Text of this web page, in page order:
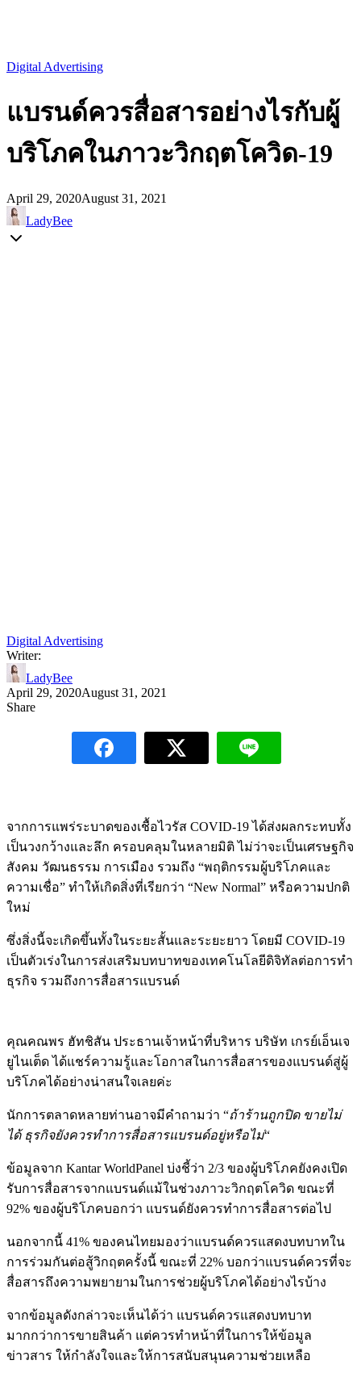
Digital Advertising
แบรนด์ควรสื่อสารอย่างไรกับผู้
บริโภคในภาวะวิกฤตโควิด-19
April 29, 2020August 31, 2021
LadyBee
Digital Advertising
Writer:
LadyBee
April 29, 2020August 31, 2021
Share
จากการแพร่ระบาดของเชื้อไวรัส COVID-19 ได้ส่งผลกระทบทั้ง
เป็นวงกว้างและลึก ครอบคลุมในหลายมิติ ไม่ว่าจะเป็นเศรษฐกิจ
สังคม วัฒนธรรม การเมือง รวมถึง “พฤติกรรมผู้บริโภคและ
ความเชื่อ” ทำให้เกิดสิ่งที่เรียกว่า “New Normal” หรือความปกติ
ใหม่
ซึ่งสิ่งนี้จะเกิดขึ้นทั้งในระยะสั้นและระยะยาว โดยมี COVID-19
เป็นตัวเร่งในการส่งเสริมบทบาทของเทคโนโลยีดิจิทัลต่อการทำ
ธุรกิจ รวมถึงการสื่อสารแบรนด์
คุณคณพร ฮัทชิสัน ประธานเจ้าหน้าที่บริหาร บริษัท เกรย์เอ็นเจ
ยูไนเต็ด ได้แชร์ความรู้และโอกาสในการสื่อสารของแบรนด์สู่ผู้
บริโภคได้อย่างน่าสนใจเลยค่ะ
นักการตลาดหลายท่านอาจมีคำถามว่า “ถ้าร้านถูกปิด ขายไม่
ได้ ธุรกิจยังควรทำการสื่อสารแบรนด์อยู่หรือไม่“
ข้อมูลจาก Kantar WorldPanel บ่งชี้ว่า 2/3 ของผู้บริโภคยังคงเปิด
รับการสื่อสารจากแบรนด์แม้ในช่วงภาวะวิกฤตโควิด ขณะที่
92% ของผู้บริโภคบอกว่า แบรนด์ยังควรทำการสื่อสารต่อไป
นอกจากนี้ 41% ของคนไทยมองว่าแบรนด์ควรแสดงบทบาทใน
การร่วมกันต่อสู้วิกฤตครั้งนี้ ขณะที่ 22% บอกว่าแบรนด์ควรที่จะ
สื่อสารถึงความพยายามในการช่วยผู้บริโภคได้อย่างไรบ้าง
จากข้อมูลดังกล่าวจะเห็นได้ว่า แบรนด์ควรแสดงบทบาท
มากกว่าการขายสินค้า แต่ควรทำหน้าที่ในการให้ข้อมูล
ข่าวสาร ให้กำลังใจและให้การสนับสนุนความช่วยเหลือ